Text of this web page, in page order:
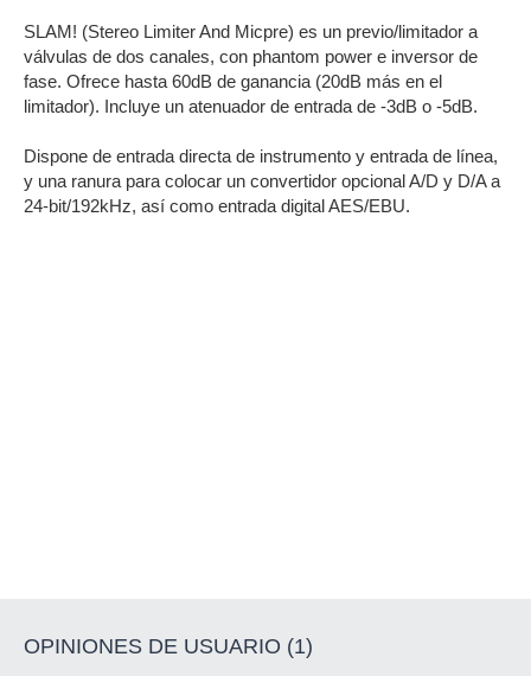
SLAM! (Stereo Limiter And Micpre) es un previo/limitador a
válvulas de dos canales, con phantom power e inversor de
fase. Ofrece hasta 60dB de ganancia (20dB más en el
limitador). Incluye un atenuador de entrada de -3dB o -5dB.
Dispone de entrada directa de instrumento y entrada de línea,
y una ranura para colocar un convertidor opcional A/D y D/A a
24-bit/192kHz, así como entrada digital AES/EBU.
OPINIONES DE USUARIO (1)